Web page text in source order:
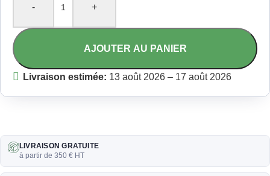
- +
AJOUTER AU PANIER
Livraison estimée: 13 août 2026 – 17 août 2026
LIVRAISON GRATUITE
à partir de 350 € HT